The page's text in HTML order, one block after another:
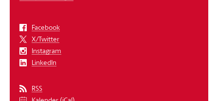
Facebook
X/Twitter
Instagram
LinkedIn
RSS